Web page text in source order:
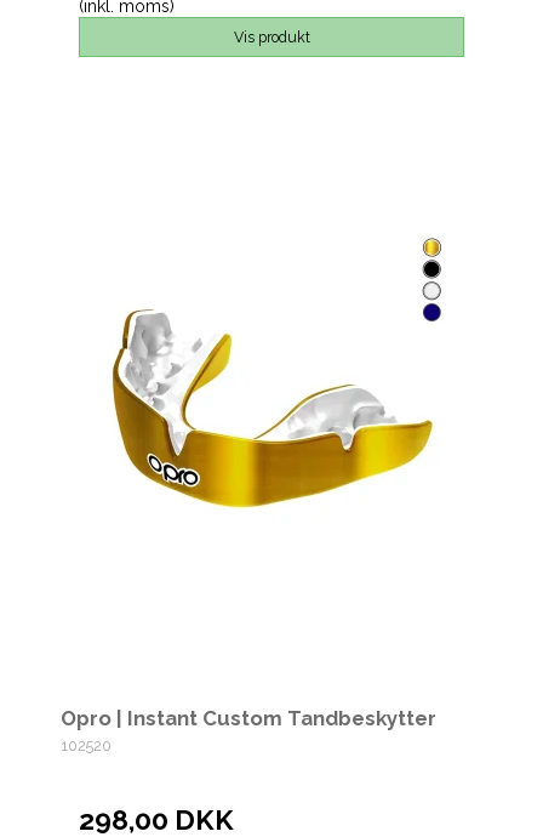
(inkl. moms)
Vis produkt
Opro | Instant Custom Tandbeskytter
102520
298,00 DKK